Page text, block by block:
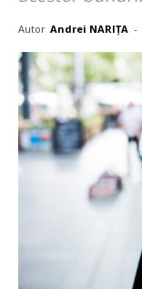
Autor Andrei NARIȚA -